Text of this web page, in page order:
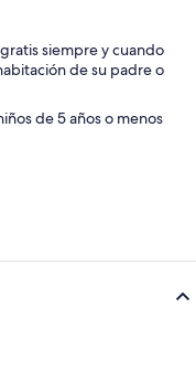
siempre y cuando
de su padre o
de 5 años o menos